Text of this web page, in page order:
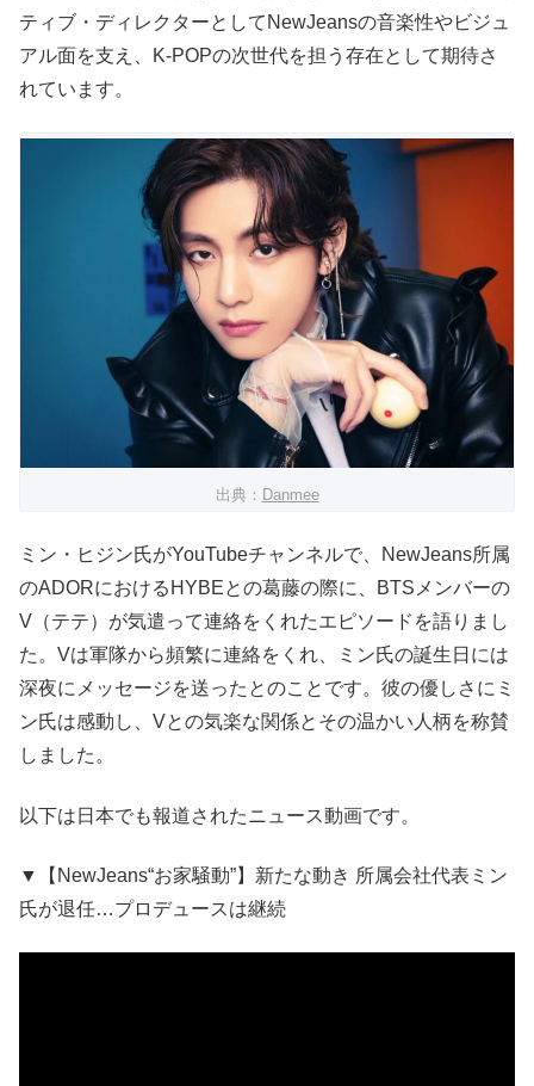
ティブ・ディレクターとしてNewJeansの音楽性やビジュ
アル面を支え、K-POPの次世代を担う存在として期待さ
れています。
出典： Danmee
ミン・ヒジン氏がYouTubeチャンネルで、NewJeans所属
のADORにおけるHYBEとの葛藤の際に、BTSメンバーの
V（テテ）が気遣って連絡をくれたエピソードを語りまし
た。Vは軍隊から頻繁に連絡をくれ、ミン氏の誕生日には
深夜にメッセージを送ったとのことです。彼の優しさにミ
ン氏は感動し、Vとの気楽な関係とその温かい人柄を称賛
しました。
以下は日本でも報道されたニュース動画です。
▼【NewJeans“お家騒動”】新たな動き 所属会社代表ミン
氏が退任…プロデュースは継続